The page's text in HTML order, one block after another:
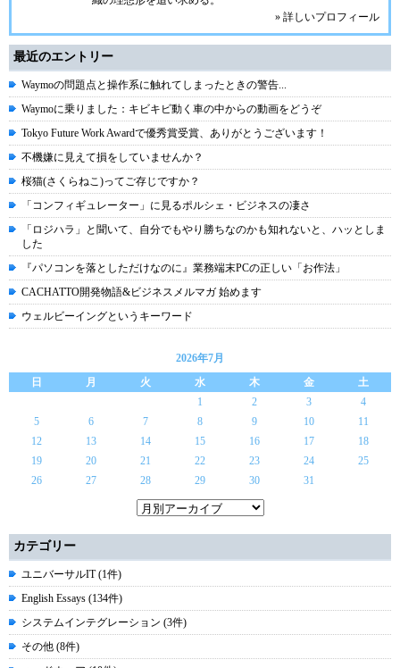
» 詳しいプロフィール
最近のエントリー
Waymoの問題点と操作系に触れてしまったときの警告...
Waymoに乗りました：キビキビ動く車の中からの動画をどうぞ
Tokyo Future Work Awardで優秀賞受賞、ありがとうございます！
不機嫌に見えて損をしていませんか？
桜猫(さくらねこ)ってご存じですか？
「コンフィギュレーター」に見るポルシェ・ビジネスの凄さ
「ロジハラ」と聞いて、自分でもやり勝ちなのかも知れないと、ハッとしま
した
『パソコンを落としただけなのに』業務端末PCの正しい「お作法」
CACHATTO開発物語&ビジネスメルマガ 始めます
ウェルビーイングというキーワード
2026年7月
日
月 火 水 木 金
土
1
2 3
4
5
6 7 8 9 10
11
12
13 14 15 16 17
18
19
20 21 22 23 24
25
26
27 28 29 30 31
カテゴリー
ユニバーサルIT (1件)
English Essays (134件)
システムインテグレーション (3件)
その他 (8件)